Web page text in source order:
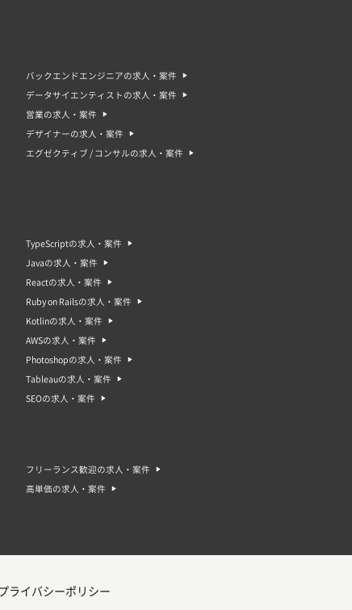
バックエンドエンジニアの求人・案件
データサイエンティストの求人・案件
営業の求人・案件
デザイナーの求人・案件
エグゼクティブ / コンサルの求人・案件
TypeScriptの求人・案件
Javaの求人・案件
Reactの求人・案件
Ruby on Railsの求人・案件
Kotlinの求人・案件
AWSの求人・案件
Photoshopの求人・案件
Tableauの求人・案件
SEOの求人・案件
フリーランス歓迎の求人・案件
高単価の求人・案件
プライバシーポリシー